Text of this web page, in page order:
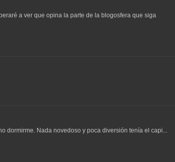
a ver que opina la parte de la blogosfera que siga
dormirme. Nada novedoso y poca diversión tenía el capi...